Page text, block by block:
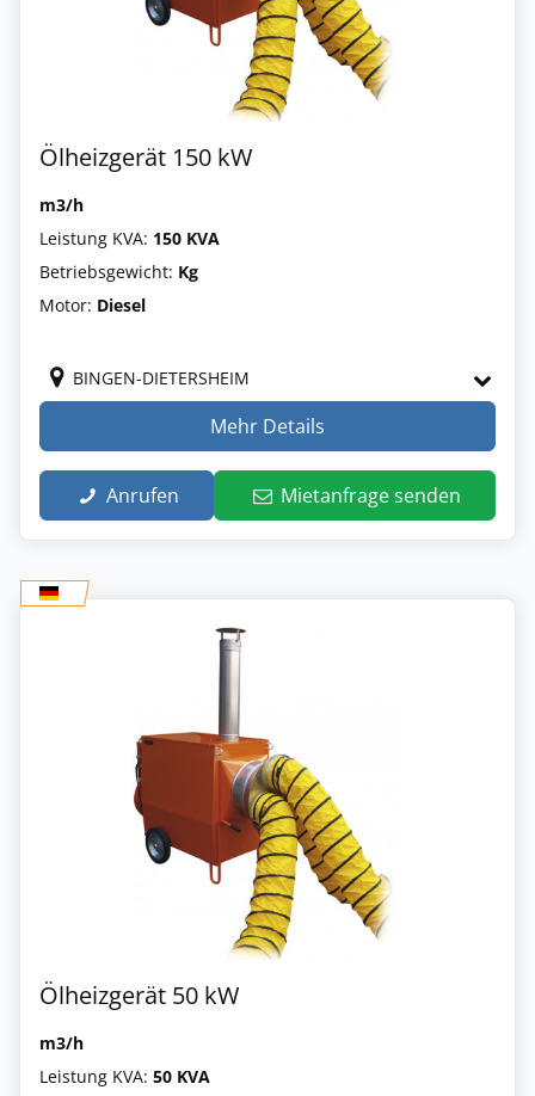
Ölheizgerät 150 kW
m3/h
Leistung KVA: 150 KVA
Betriebsgewicht: Kg
Motor: Diesel
BINGEN-DIETERSHEIM
Mehr Details
Anrufen Mietanfrage senden
Ölheizgerät 50 kW
m3/h
Leistung KVA: 50 KVA